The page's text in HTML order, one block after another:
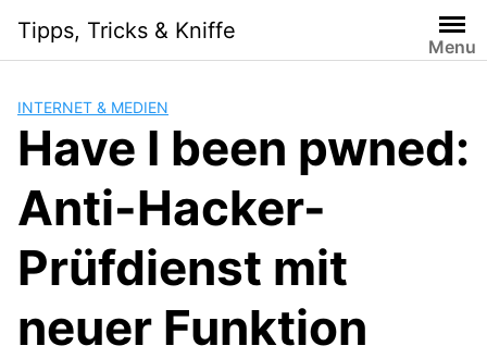
i
Tipps, Tricks & Kniffe
Menu
INTERNET & MEDIEN
Have I been pwned:
Anti-Hacker-
Prüfdienst mit
neuer Funktion